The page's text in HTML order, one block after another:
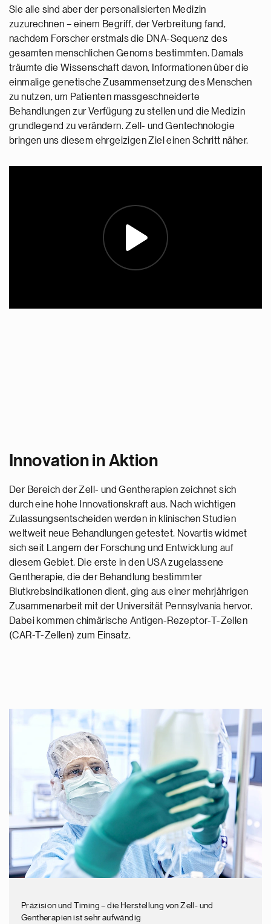
Sie alle sind aber der personalisierten Medizin
zuzurechnen – einem Begriff, der Verbreitung fand,
nachdem Forscher erstmals die DNA-Sequenz des
gesamten menschlichen Genoms bestimmten. Damals
träumte die Wissenschaft davon, Informationen über die
einmalige genetische Zusammensetzung des Menschen
zu nutzen, um Patienten massgeschneiderte
Behandlungen zur Verfügung zu stellen und die Medizin
grundlegend zu verändern. Zell- und Gentechnologie
bringen uns diesem ehrgeizigen Ziel einen Schritt näher.
Innovation in Aktion
Der Bereich der Zell- und Gentherapien zeichnet sich
durch eine hohe Innovationskraft aus. Nach wichtigen
Zulassungsentscheiden werden in klinischen Studien
weltweit neue Behandlungen getestet. Novartis widmet
sich seit Langem der Forschung und Entwicklung auf
diesem Gebiet. Die erste in den USA zugelassene
Gentherapie, die der Behandlung bestimmter
Blutkrebsindikationen dient, ging aus einer mehrjährigen
Zusammenarbeit mit der Universität Pennsylvania hervor.
Dabei kommen chimärische Antigen-Rezeptor-T-Zellen
(CAR-T-Zellen) zum Einsatz.
Präzision und Timing – die Herstellung von Zell- und
Gentherapien ist sehr aufwändig